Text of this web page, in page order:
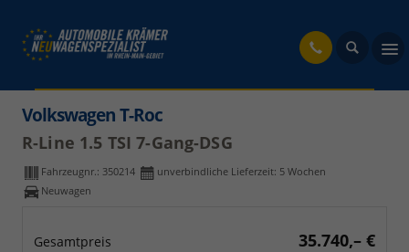
Volkswagen T-Roc
R-Line 1.5 TSI 7-Gang-DSG
Fahrzeugnr.: 350214 unverbindliche Lieferzeit: 5 Wochen
Neuwagen
Gesamtpreis 35.740,– €